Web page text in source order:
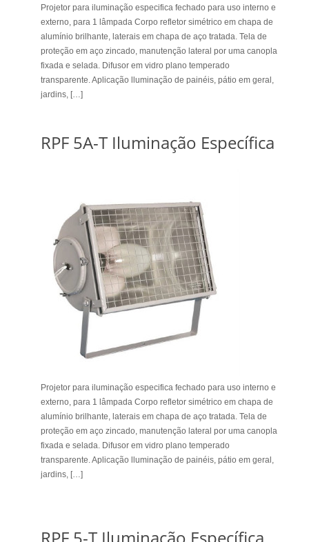
Projetor para iluminação especifica fechado para uso interno e
externo, para 1 lâmpada Corpo refletor simétrico em chapa de
alumínio brilhante, laterais em chapa de aço tratada. Tela de
proteção em aço zincado, manutenção lateral por uma canopla
fixada e selada. Difusor em vidro plano temperado
transparente. Aplicação lluminação de painéis, pátio em geral,
jardins, […]
RPF 5A-T Iluminação Específica
Projetor para iluminação especifica fechado para uso interno e
externo, para 1 lâmpada Corpo refletor simétrico em chapa de
alumínio brilhante, laterais em chapa de aço tratada. Tela de
proteção em aço zincado, manutenção lateral por uma canopla
fixada e selada. Difusor em vidro plano temperado
transparente. Aplicação lluminação de painéis, pátio em geral,
jardins, […]